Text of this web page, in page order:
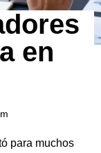
en
para muchos